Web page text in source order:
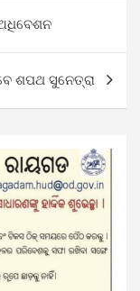
ଶପଥ ସୁନେତ୍ରା